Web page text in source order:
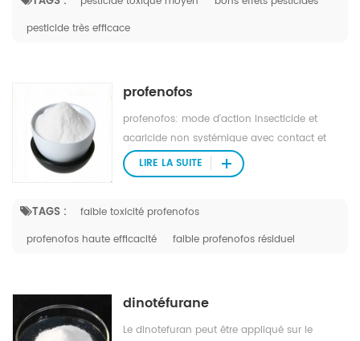
pesticide très efficace
profenofos
profenofos: mode d'action insecticide et
acaricide non systémique avec contact et
action de l'estomac. présente un effet
translaminaire.
TAGS :
faible toxicité profenofos
profenofos haute efficacité
faible profenofos résiduel
LIRE LA SUITE
dinotéfurane
Le dinotefuran peut être appliqué sur le